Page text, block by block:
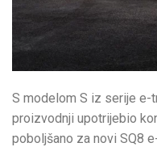
S modelom S iz serije e-
proizvodnji upotrijebio
poboljšano za novi SQ8